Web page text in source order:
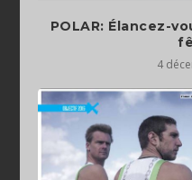
POLAR: Élancez-
4